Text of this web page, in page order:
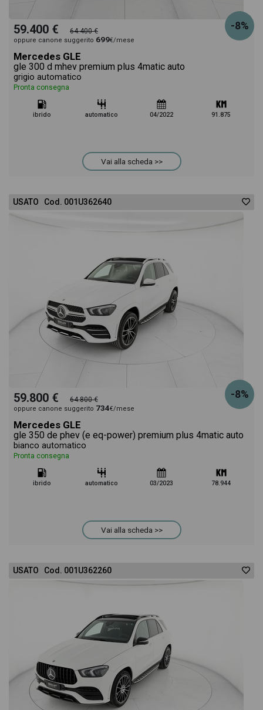
-8%
59.400 € 64.400 €
oppure canone suggerito 699€/mese
Mercedes GLE
gle 300 d mhev premium plus 4matic auto
grigio automatico
Pronta consegna
ibrido automatico 04/2022 91.875
Vai alla scheda >>
USATO Cod. 001U362640
-8%
59.800 € 64.800 €
oppure canone suggerito 734€/mese
Mercedes GLE
gle 350 de phev (e eq-power) premium plus 4matic auto
bianco automatico
Pronta consegna
ibrido automatico 03/2023 78.944
Vai alla scheda >>
USATO Cod. 001U362260